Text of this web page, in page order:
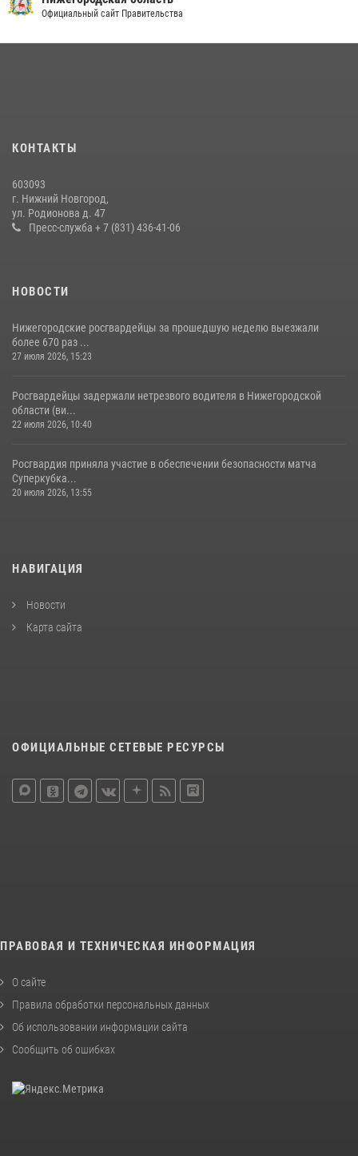
20 июля 2026, 13:55 2
28 июля 2026, 15:39
более 600 раз по сигналу «тревога»
20 июля 2026, 12:26
Официальный сайт Правительства
КОНТАКТЫ
603093
г. Нижний Новгород,
ул. Родионова д. 47
Пресс-служба + 7 (831) 436-41-06
НОВОСТИ
Нижегородские росгвардейцы за прошедшую неделю выезжали
более 670 раз ...
27 июля 2026, 15:23
Росгвардейцы задержали нетрезвого водителя в Нижегородской
области (ви...
22 июля 2026, 10:40
Росгвардия приняла участие в обеспечении безопасности матча
Суперкубка...
20 июля 2026, 13:55
НАВИГАЦИЯ
Новости
Карта сайта
ОФИЦИАЛЬНЫЕ СЕТЕВЫЕ РЕСУРСЫ
ПРАВОВАЯ И ТЕХНИЧЕСКАЯ ИНФОРМАЦИЯ
О сайте
Правила обработки персональных данных
Об использовании информации сайта
Сообщить об ошибках